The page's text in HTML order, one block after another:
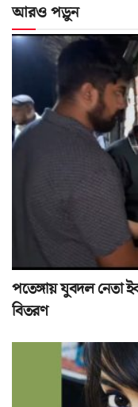
আরও পড়ুন
পতেঙ্গায় যুবদল নেতা
বিতরণ